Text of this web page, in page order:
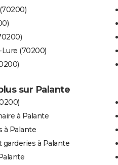
(70200)
sur Palante
à Palante
à Palante
garderies à Palante